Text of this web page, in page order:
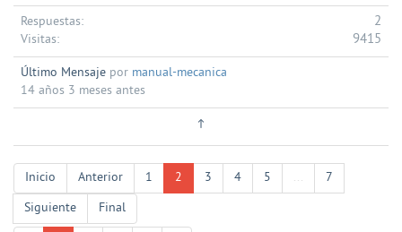
Respuestas: 2
Visitas: 9415
Último Mensaje por manual-mecanica
14 años 3 meses antes
Inicio Anterior 1 2 3 4 5 ...
7
Siguiente
Final